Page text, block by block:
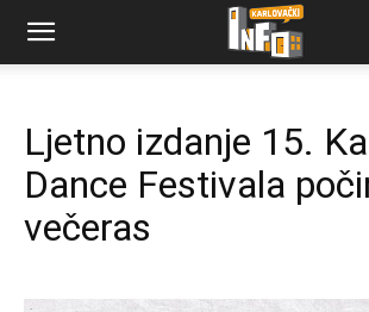
Ljetno izdanje 15.
Dance Festivala
večeras